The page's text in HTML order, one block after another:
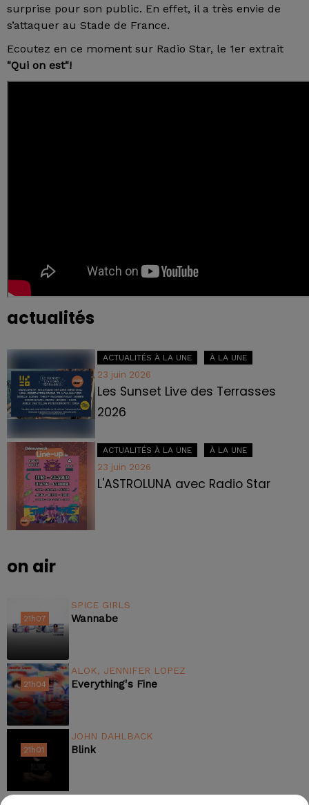
surprise pour son public. En effet, il a très envie de
s’attaquer au Stade de France.
Ecoutez en ce moment sur Radio Star, le 1er extrait
"Qui on est"!
actualités
ACTUALITÉS À LA UNE À LA UNE
23 juin 2026
Les Sunset Live des Terrasses
2026
ACTUALITÉS À LA UNE À LA UNE
23 juin 2026
L'ASTROLUNA avec Radio Star
on air
21h07
21h07
SPICE GIRLS
Wannabe
21h04
21h04
ALOK, JENNIFER LOPEZ
Everything's Fine
21h01
21h01
JOHN DAHLBACK
Blink